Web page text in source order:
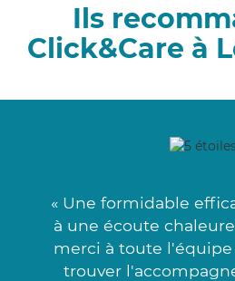
Ils
Click&Care à
« Une formidable
à une écoute
merci à toute
trouver